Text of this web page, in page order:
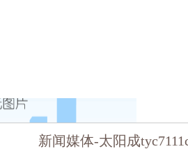
新闻媒体-太阳成